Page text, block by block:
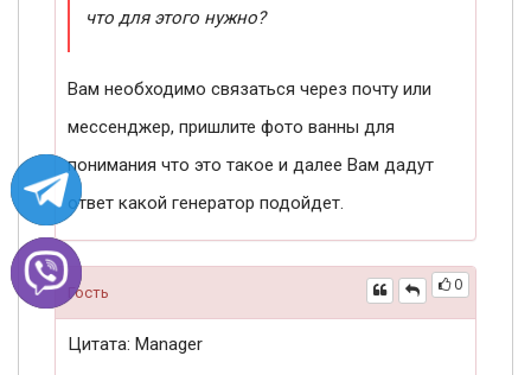
что для этого нужно?
Вам необходимо связаться через почту или
мессенджер, пришлите фото ванны для
понимания что это такое и далее Вам дадут
ответ какой генератор подойдет.
0
Гость
Цитата: Manager